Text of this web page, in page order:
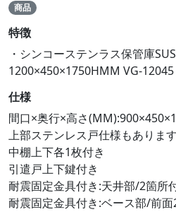
商品
特徴
・シンコーステンラス保管庫
1200×450×1750HMM VG-12045
仕様
間口×奥行×高さ
上部ステンレス戸仕様もあります
中棚上下各1枚付き
引遣戸上下鍵付き
耐震固定金具付き:天井部/2箇所付
耐震固定金具付き:ベース部/前